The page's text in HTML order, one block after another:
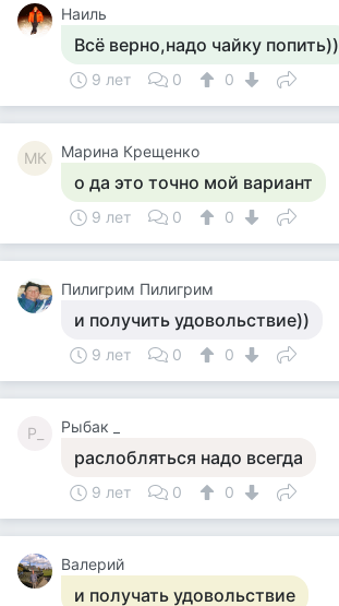
Наиль
Всё верно,надо чайку попить))
9 лет 0 0
МК Марина Крещенко
о да это точно мой вариант
9 лет 0 0
Пилигрим Пилигрим
и получить удовольствие))
9 лет 0 0
Р_ Рыбак _
раслобляться надо всегда
9 лет 0 0
Валерий
и получать удовольствие